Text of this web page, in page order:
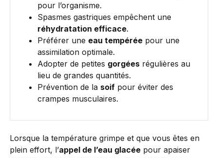
pour l’organisme.
Spasmes gastriques empêchent une
réhydratation efficace.
Préférer une eau tempérée pour une
assimilation optimale.
Adopter de petites gorgées régulières au
lieu de grandes quantités.
Prévention de la soif pour éviter des
crampes musculaires.
Lorsque la température grimpe et que vous êtes en
plein effort, l’appel de l’eau glacée pour apaiser